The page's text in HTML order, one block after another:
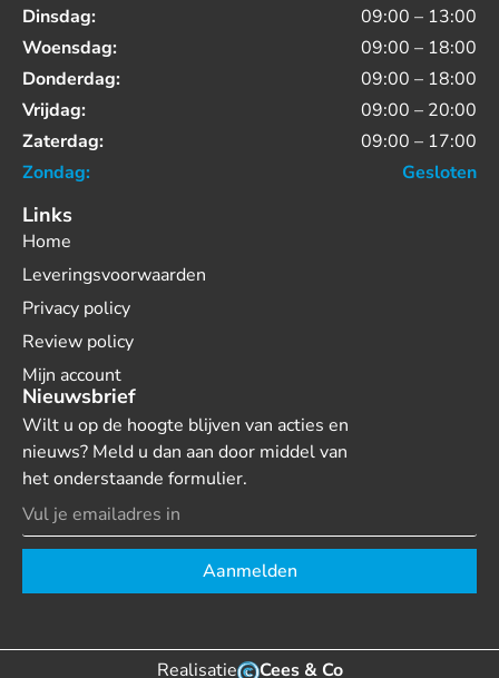
Dinsdag:
09:00 – 13:00
Woensdag:
09:00 – 18:00
Donderdag:
09:00 – 18:00
Vrijdag:
09:00 – 20:00
Zaterdag:
09:00 – 17:00
Zondag:
Gesloten
Links
Home
Leveringsvoorwaarden
Privacy policy
Review policy
Mijn account
Nieuwsbrief
Wilt u op de hoogte blijven van acties en
nieuws? Meld u dan aan door middel van
het onderstaande formulier.
Aanmelden
Realisatie Cees & Co